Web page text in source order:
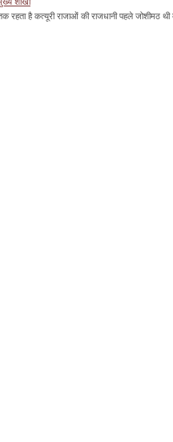
रहता है कत्यूरी राजाओं की राजधानी पहले जोशीमठ